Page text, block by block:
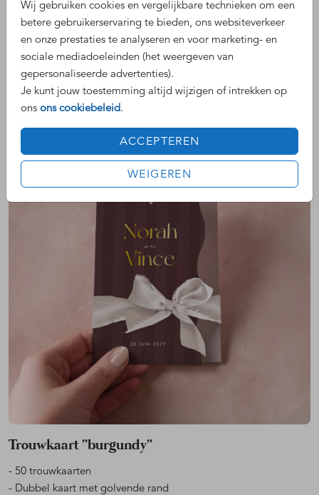
Wij gebruiken cookies en vergelijkbare technieken om een
betere gebruikerservaring te bieden, ons websiteverkeer
en onze prestaties te analyseren en voor marketing- en
sociale mediadoeleinden (het weergeven van
gepersonaliseerde advertenties).
Je kunt jouw toestemming altijd wijzigen of intrekken op
ons ons cookiebeleid.
ACCEPTEREN
WEIGEREN
- Zonder speciale bedrukking
- Papiersoort: natuurkarton
- Formaat: 11 x 17 cm
o € 154,- excl. envelop
o € 181,- incl. envelop “metallic beige”
Trouwkaart ''burgundy''
- 50 trouwkaarten
- Dubbel kaart met golvende rand